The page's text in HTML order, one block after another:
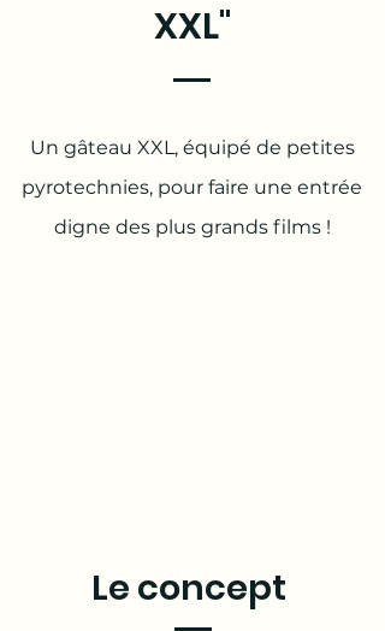
XXL"
Un gâteau XXL, équipé de petites
pyrotechnies, pour faire une entrée
digne des plus grands films !
Le concept